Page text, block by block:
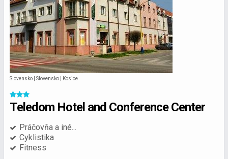
Slovensko | Slovensko | Kosice
Teledom Hotel and Conference Center
Práčovňa a iné...
Cyklistika
Fitness